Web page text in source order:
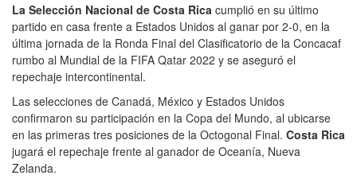
La Selección Nacional de Costa Rica cumplió en su último
partido en casa frente a Estados Unidos al ganar por 2-0, en la
última jornada de la Ronda Final del Clasificatorio de la Concacaf
rumbo al Mundial de la FIFA Qatar 2022 y se aseguró el
repechaje intercontinental.
Las selecciones de Canadá, México y Estados Unidos
confirmaron su participación en la Copa del Mundo, al ubicarse
en las primeras tres posiciones de la Octogonal Final. Costa Rica
jugará el repechaje frente al ganador de Oceanía, Nueva
Zelanda.